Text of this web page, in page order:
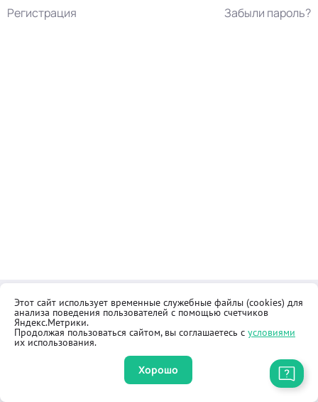
Регистрация Забыли пароль?
Контакты
Как купить
Общественная приёмная
Реквизиты
Оферта
Правила продажи товаров
Этот сайт использует временные служебные файлы (cookies) для
анализа поведения пользователей с помощью счетчиков
Яндекс.Метрики.
Продолжая пользоваться сайтом, вы соглашаетесь с условиями
их использования.
Хорошо